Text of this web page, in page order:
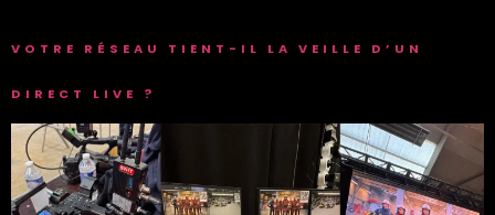
VOTRE RÉSEAU TIENT-IL LA VEILLE D’UN
DIRECT LIVE ?